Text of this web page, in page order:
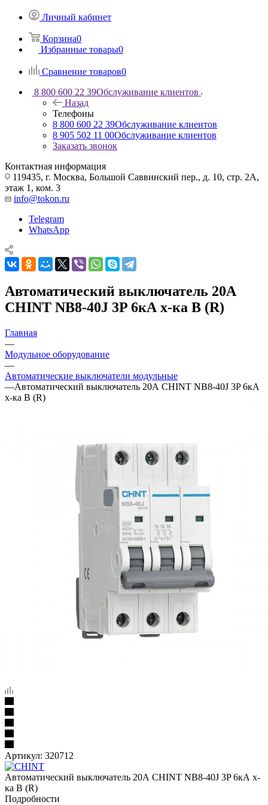
Личный кабинет
Корзина0
Избранные товары0
Сравнение товаров0
8 800 600 22 39Обслуживание клиентов
Назад
Телефоны
8 800 600 22 39Обслуживание клиентов
8 905 502 11 00Обслуживание клиентов
Заказать звонок
Контактная информация
119435, г. Москва, Большой Саввинский пер., д. 10, стр. 2А,
этаж 1, ком. 3
info@tokon.ru
Telegram
WhatsApp
Автоматический выключатель 20А
CHINT NB8-40J 3P 6кА х-ка B (R)
Главная
—
Модульное оборудование
—
Автоматические выключатели модульные
—Автоматический выключатель 20А CHINT NB8-40J 3P 6кА
х-ка B (R)
Артикул: 320712
Автоматический выключатель 20А CHINT NB8-40J 3P 6кА х-
ка B (R)
Подробности